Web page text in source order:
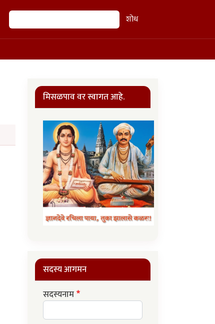
शोध शोध
मिसळपाव वर स्वागत आहे.
सदस्य आगमन
सदस्यनाम